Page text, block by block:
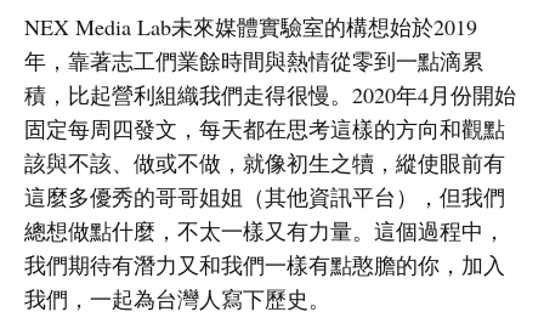
NEX Media Lab未來媒體實驗室的構想始於2019
年，靠著志工們業餘時間與熱情從零到一點滴累
積，比起營利組織我們走得很慢。2020年4月份開始
固定每周四發文，每天都在思考這樣的方向和觀點
該與不該、做或不做，就像初生之犢，縱使眼前有
這麼多優秀的哥哥姐姐（其他資訊平台），但我們
總想做點什麼，不太一樣又有力量。這個過程中，
我們期待有潛力又和我們一樣有點憨膽的你，加入
我們，一起為台灣人寫下歷史。